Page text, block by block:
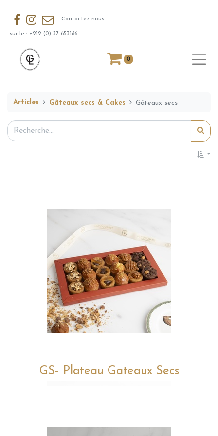
Contactez nous
sur le : +212 (0) 37 653186
0
Articles Gâteaux secs & Cakes Gâteaux secs
GS- Plateau Gateaux Secs